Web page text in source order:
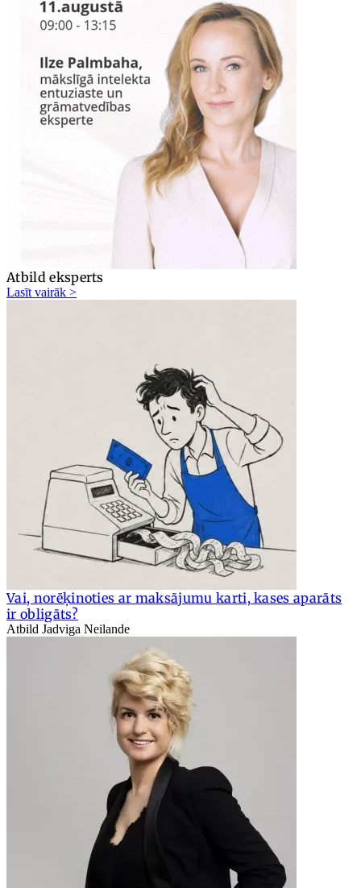
Atbild eksperts
Lasīt vairāk >
Vai, norēķinoties ar maksājumu karti, kases aparāts
ir obligāts?
Atbild Jadviga Neilande